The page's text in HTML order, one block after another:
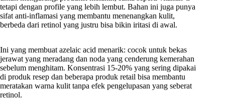
tetapi dengan profile yang lebih lembut. Bahan ini juga punya
sifat anti-inflamasi yang membantu menenangkan kulit,
berbeda dari retinol yang justru bisa bikin iritasi di awal.
Ini yang membuat azelaic acid menarik: cocok untuk bekas
jerawat yang meradang dan noda yang cenderung kemerahan
sebelum menghitam. Konsentrasi 15-20% yang sering dipakai
di produk resep dan beberapa produk retail bisa membantu
meratakan warna kulit tanpa efek pengelupasan yang seberat
retinol.